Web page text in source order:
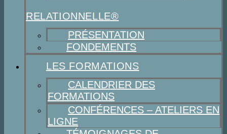
RELATIONNELLE®
PRÉSENTATION
FONDEMENTS
LES FORMATIONS
CALENDRIER DES
FORMATIONS
CONFÉRENCES – ATELIERS EN
LIGNE